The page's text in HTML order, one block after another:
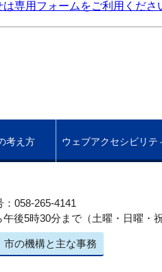
専用フォームをご利用くださ
考え方 ウェブアクセシビリテ
058-265-4141
後5時30分まで（土曜・日曜・
市の機構と主な事務